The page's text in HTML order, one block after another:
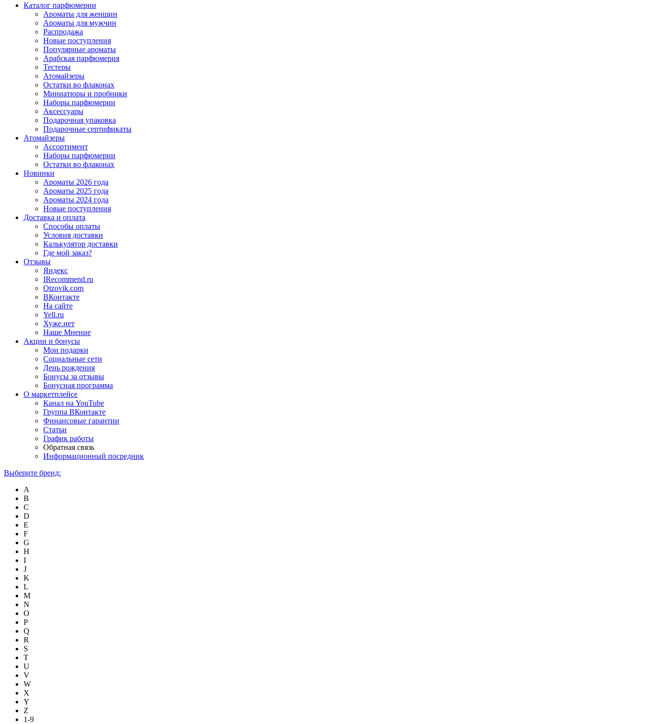
Каталог парфюмерии
Ароматы для женщин
Ароматы для мужчин
Распродажа
Новые поступления
Популярные ароматы
Арабская парфюмерия
Тестеры
Атомайзеры
Остатки во флаконах
Миниатюры и пробники
Наборы парфюмерии
Аксессуары
Подарочная упаковка
Подарочные сертификаты
Атомайзеры
Ассортимент
Наборы парфюмерии
Остатки во флаконах
Новинки
Ароматы 2026 года
Ароматы 2025 года
Ароматы 2024 года
Новые поступления
Доставка и оплата
Способы оплаты
Условия доставки
Калькулятор доставки
Где мой заказ?
Отзывы
Яндекс
IRecommend.ru
Otzovik.com
ВКонтакте
На сайте
Yell.ru
Хуже.нет
Наше Мнение
Акции и бонусы
Мои подарки
Социальные сети
День рождения
Бонусы за отзывы
Бонусная программа
О маркетплейсе
Канал на YouTube
Группа ВКонтакте
Финансовые гарантии
Статьи
График работы
Обратная связь
Информационный посредник
Выберите бренд:
A
B
C
D
E
F
G
H
I
J
K
L
M
N
O
P
Q
R
S
T
U
V
W
X
Y
Z
1-9